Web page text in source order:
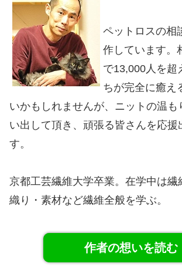
ペットロスの相
作しています。
で13,000人を超
ちが完全に癒え
いかもしれませんが、ニットの温も
い出して頂き、頑張る皆さんを応援
す。
京都工芸繊維大学卒業。在学中は繊
織り・素材など繊維全般を学ぶ。
作者の想いを読む